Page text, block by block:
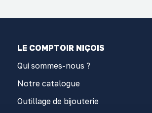
LE COMPTOIR NIÇOIS
Qui sommes-nous ?
Notre catalogue
Outillage de bijouterie